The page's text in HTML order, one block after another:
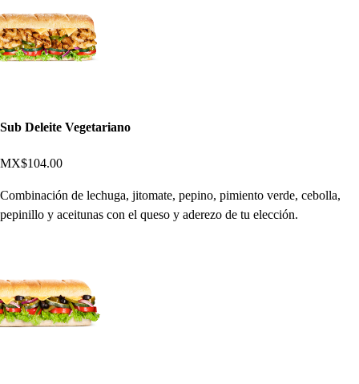
Sub Deleite Vegetariano
MX$104.00
Combinación de lechuga, jitomate, pepino, pimiento verde, cebolla,
pepinillo y aceitunas con el queso y aderezo de tu elección.